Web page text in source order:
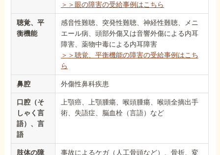
＞＞眼の障害の受給事例はこちら
聴覚、平
衡機能
感音性難聴、突発性難聴、神経性難聴、メニ
エール病、頭部外傷又は音響外傷による内耳
障害、薬物中毒による内耳障害
＞＞聴覚、平衡機能の障害の受給事例はこち
ら
鼻腔 外傷性鼻科疾患
口腔（そ
しゃく言
語）、言
語
上顎癌、上顎腫瘍、喉頭腫瘍、喉頭全摘出手
術、失語症、脳血栓（言語）など
肢体の障
事故によるケガ（人工骨頭など）、骨折、変